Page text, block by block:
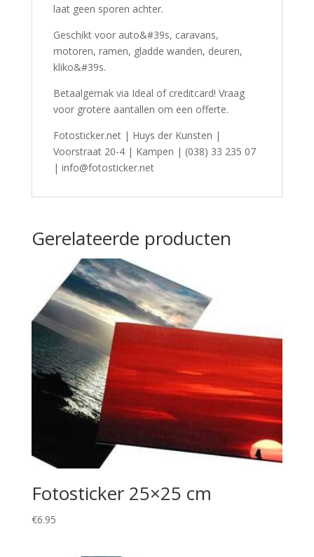
laat geen sporen achter.
Geschikt voor auto&#39s, caravans,
motoren, ramen, gladde wanden, deuren,
kliko&#39s.
Betaalgemak via Ideal of creditcard! Vraag
voor grotere aantallen om een offerte.
Fotosticker.net | Huys der Kunsten |
Voorstraat 20-4 | Kampen | (038) 33 235 07
| info@fotosticker.net
Gerelateerde producten
Fotosticker 25×25 cm
€6.95